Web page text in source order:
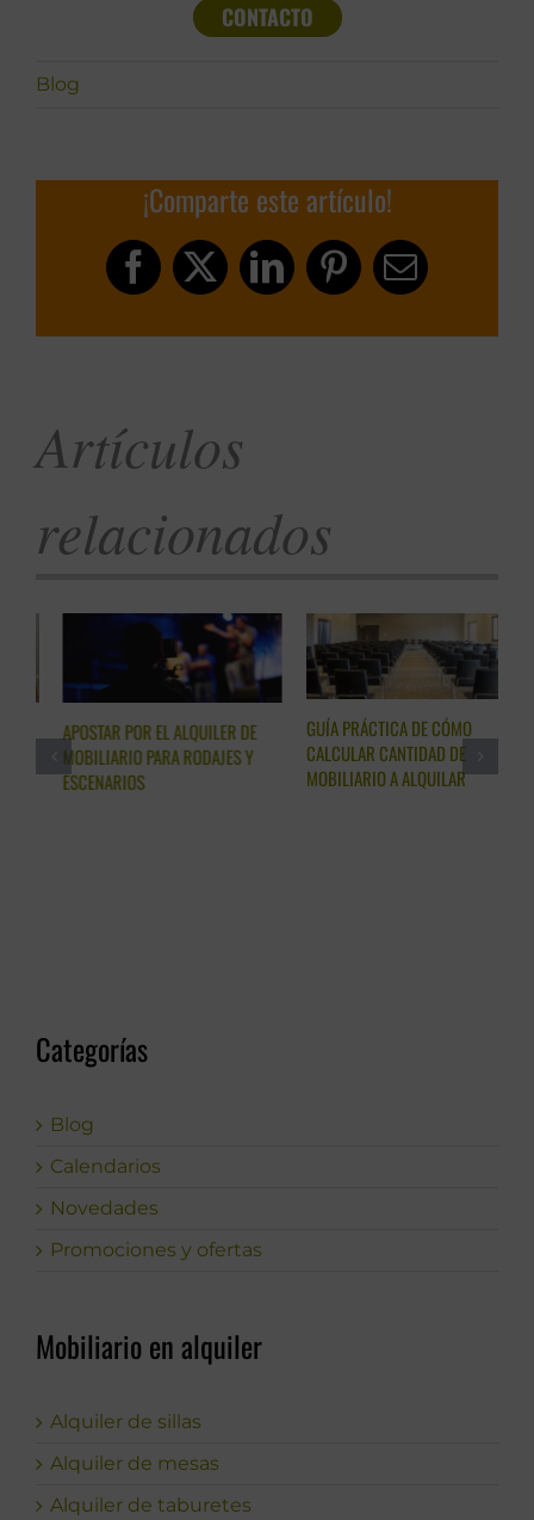
CONTACTO
Blog
¡Comparte este artículo!
Facebook
X LinkedIn
PinterestCorreo
Artículos
relacionados
GUÍA PRÁCTICA DE CÓMO
CALCULAR CANTIDAD DE
MOBILIARIO A ALQUILAR
CÓMO LA ELECCIÓN DE SILLAS
PARA ALQUILER PUEDE
TRANSFORMAR TU EVENTO
Categorías
Blog
Calendarios
Novedades
Promociones y ofertas
Mobiliario en alquiler
Alquiler de sillas
Alquiler de mesas
Alquiler de taburetes